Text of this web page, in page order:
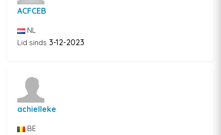
ACFCEB
NL
Lid sinds 3-12-2023
achielleke
BE